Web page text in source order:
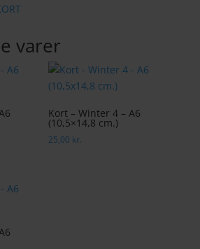
varer
Kort – Winter 4 – A6
(10,5×14,8 cm.)
25,00 kr.